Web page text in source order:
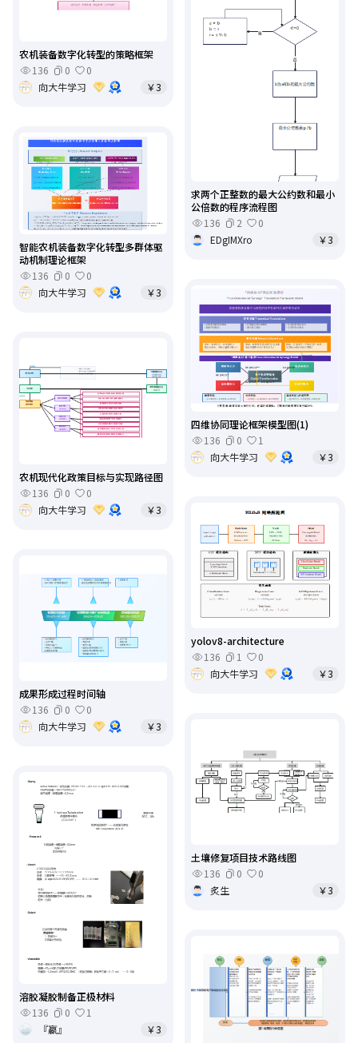
求两个正整数的最大公约数和最小
公倍数的程序流程图
136
2
0
EDgIMXro
￥3
农机装备数字化转型的策略框架
136
0
0
向大牛学习
￥3
智能农机装备数字化转型多群体驱
动机制理论框架
136
0
0
向大牛学习
￥3
四维协同理论框架模型图(1)
136
0
1
向大牛学习
￥3
农机现代化政策目标与实现路径图
136
0
0
向大牛学习
￥3
yolov8-architecture
136
1
0
向大牛学习
￥3
成果形成过程时间轴
136
0
0
向大牛学习
￥3
土壤修复项目技术路线图
136
0
0
炙生
￥3
溶胶凝胶制备正极材料
136
0
1
『嬴』
￥3